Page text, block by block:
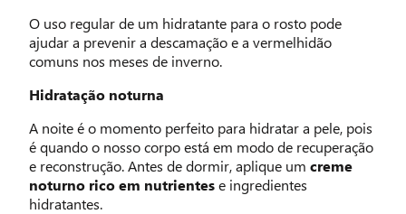
O uso regular de um hidratante para o rosto pode
ajudar a prevenir a descamação e a vermelhidão
comuns nos meses de inverno.
Hidratação noturna
A noite é o momento perfeito para hidratar a pele, pois
é quando o nosso corpo está em modo de recuperação
e reconstrução. Antes de dormir, aplique um creme
noturno rico em nutrientese ingredientes
hidratantes.